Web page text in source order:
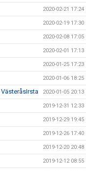
2020-02-21 17:24
2020-02-19 17:30
2020-02-08 17:05
2020-02-01 17:13
2020-01-25 17:23
2020-01-06 18:25
2020-01-05 20:13
2019-12-31 12:33
2019-12-29 19:45
2019-12-26 17:40
2019-12-20 20:48
2019-12-12 08:55